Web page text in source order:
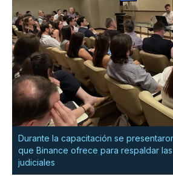
Durante la capacitación se
que Binance ofrece para respaldar
judiciales